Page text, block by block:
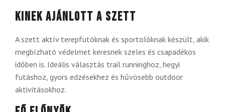
Kinek ajánlott a szett
A szett aktív terepfutóknak és sportolóknak készült, akik
megbízható védelmet keresnek szeles és csapadékos
időben is. Ideális választás trail runninghoz, hegyi
futáshoz, gyors edzésekhez és hűvösebb outdoor
aktivitásokhoz.